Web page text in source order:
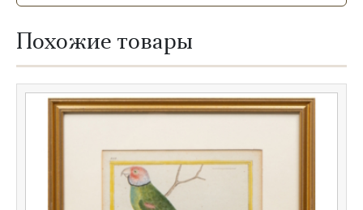
Похожие товары